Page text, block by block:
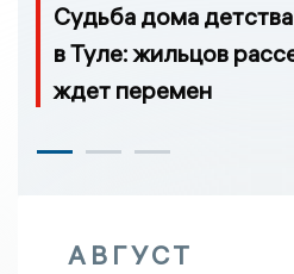
Судьба дома
в Туле: жильцов
ждет перемен
АВГУСТ